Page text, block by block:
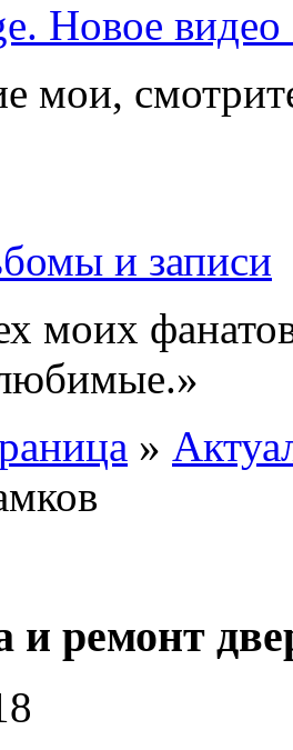
Новое
мои,
и записи
моих
»
и ремонт